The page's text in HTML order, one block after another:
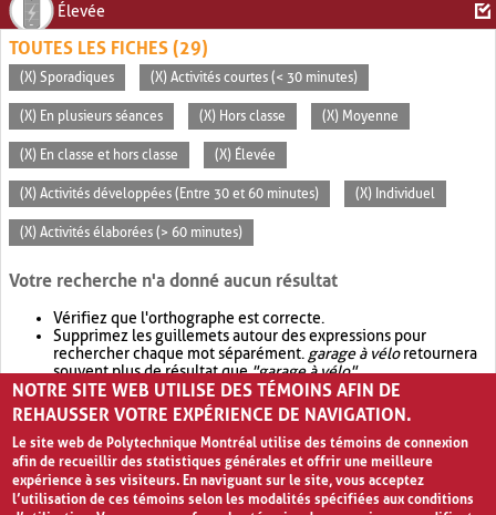
Élevée
TOUTES LES FICHES (29)
(X) Sporadiques (X) Activités courtes (< 30 minutes)
(X) En plusieurs séances (X) Hors classe (X) Moyenne
(X) En classe et hors classe (X) Élevée
(X) Activités développées (Entre 30 et 60 minutes) (X) Individuel
(X) Activités élaborées (> 60 minutes)
Votre recherche n'a donné aucun résultat
Vérifiez que l'orthographe est correcte.
Supprimez les guillemets autour des expressions pour
rechercher chaque mot séparément. garage à véloretournera
souvent plus de résultat que"garage à vélo".
Envisagez d'élargir votre recherche avec OR.garage OR vélo
retournera souvent plus de résultat quegarage à vélo
NOTRE SITE WEB UTILISE DES TÉMOINS AFIN DE
REHAUSSER VOTRE EXPÉRIENCE DE NAVIGATION.
Le site web de Polytechnique Montréal utilise des témoins de connexion
afin de recueillir des statistiques générales et offrir une meilleure
expérience à ses visiteurs. En naviguant sur le site, vous acceptez
l’utilisation de ces témoins selon les modalités spécifiées aux conditions